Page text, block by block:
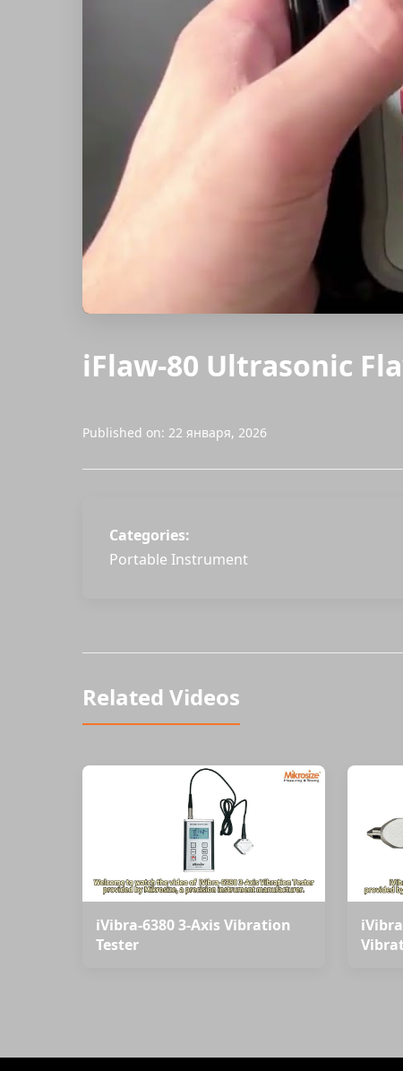
iFlaw-80 Ultrasonic
Published on: 22 января, 2026
Categories:
Portable Instrument
Related Videos
iVibra-6380 3-Axis Vibration
Tester